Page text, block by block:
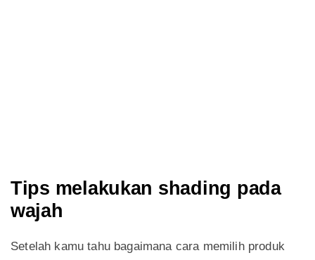
Tips melakukan shading pada
wajah
Setelah kamu tahu bagaimana cara memilih produk